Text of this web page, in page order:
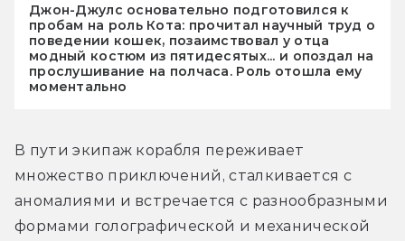
Джон-Джулс основательно подготовился к
пробам на роль Кота: прочитал научный труд о
поведении кошек, позаимствовал у отца
модный костюм из пятидесятых... и опоздал на
прослушивание на полчаса. Роль отошла ему
моментально
В пути экипаж корабля переживает
множество приключений, сталкивается с
аномалиями и встречается с разнообразными
формами голографической и механической